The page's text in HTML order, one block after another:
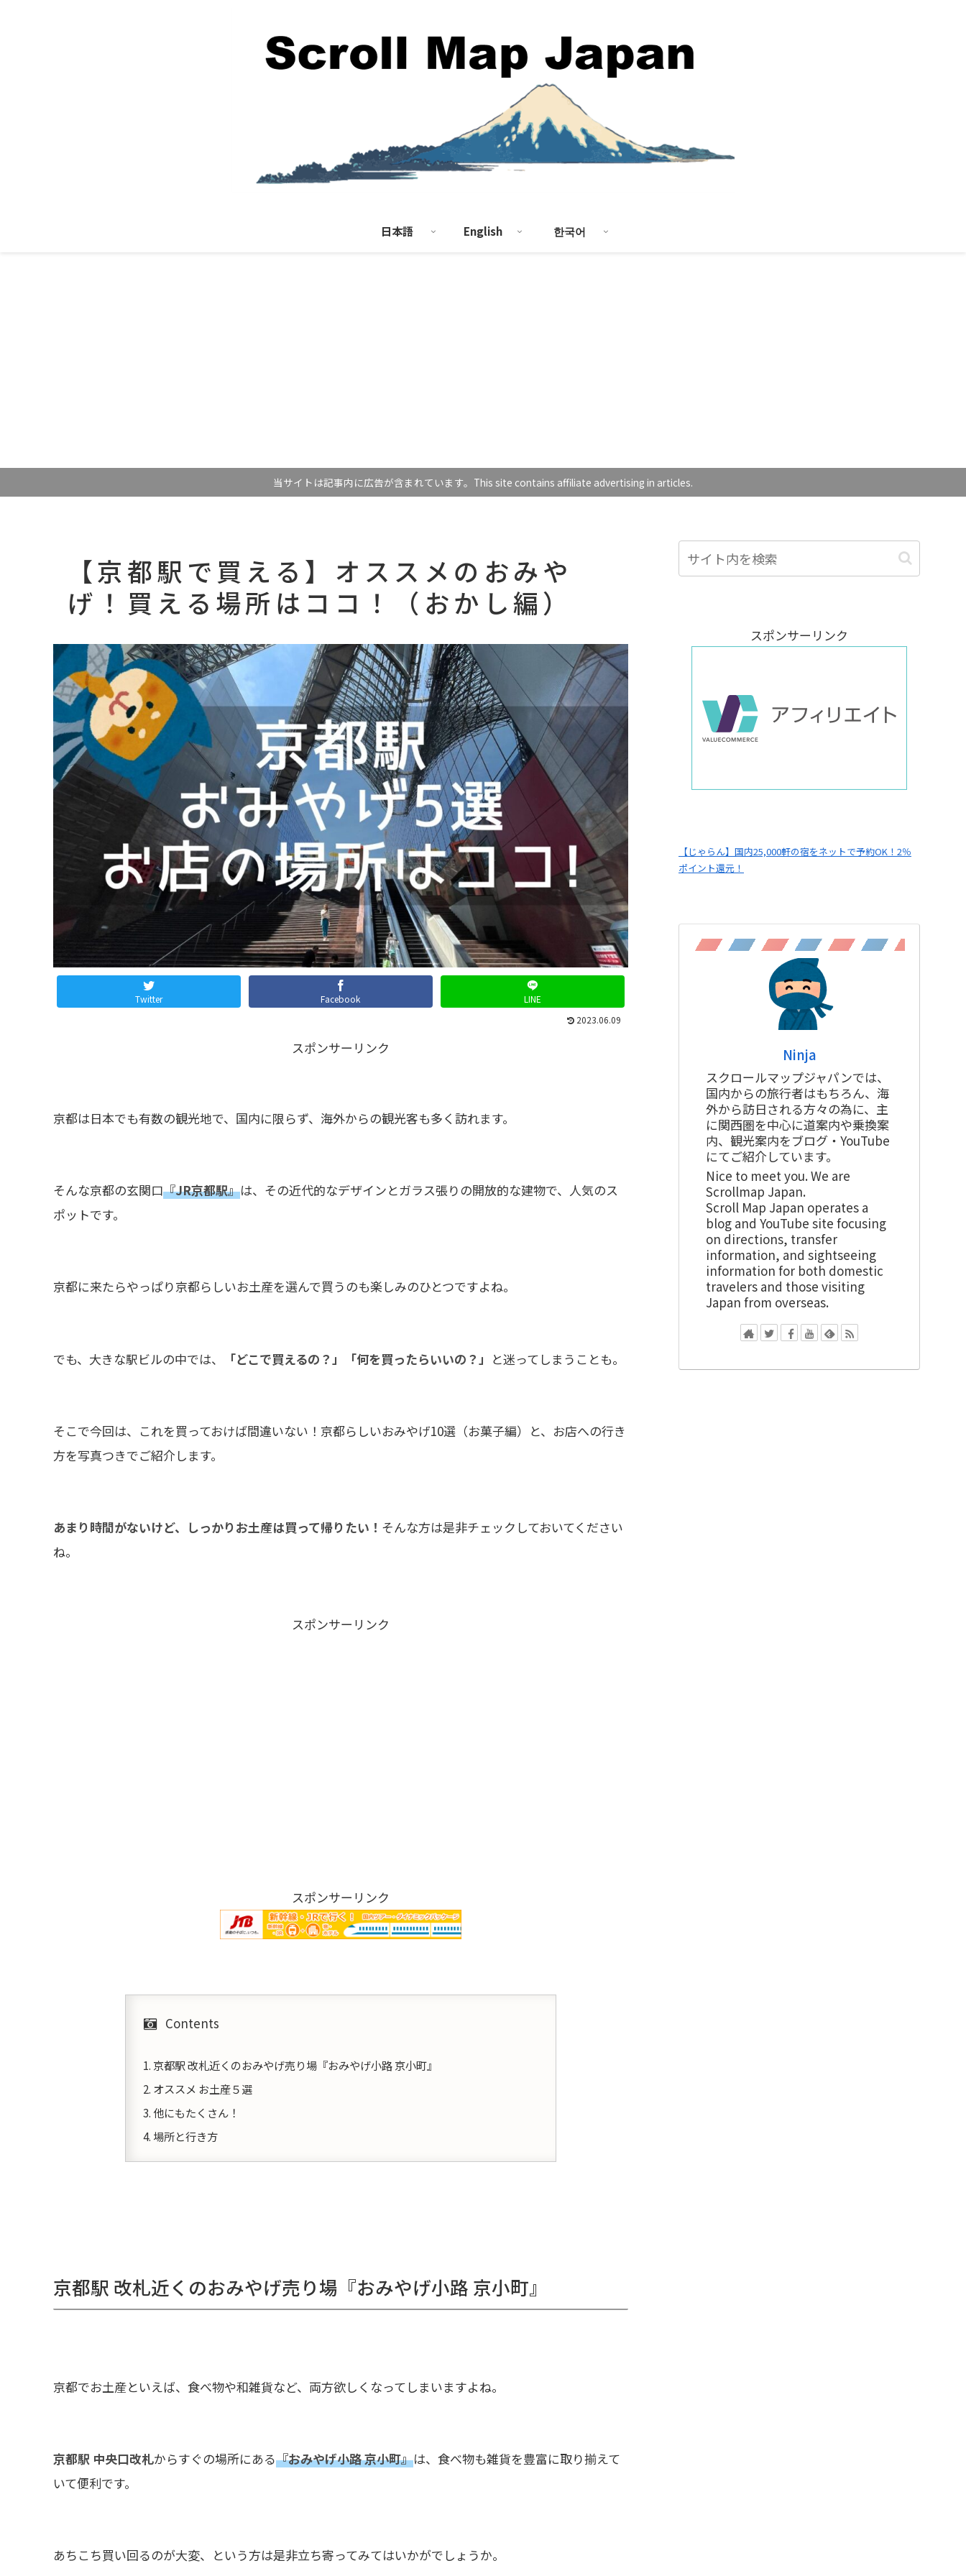
日本語 English 한국어
当サイトは記事内に広告が含まれています。This site contains affiliate advertising in articles.
【京都駅で買える】オススメのおみや
げ！買える場所はココ！（おかし編）
Twitter Facebook
LINE
2023.06.09
スポンサーリンク
京都は日本でも有数の観光地で、国内に限らず、海外からの観光客も多く訪れます。
そんな京都の玄関口『JR京都駅』は、その近代的なデザインとガラス張りの開放的な建物で、人気のス
ポットです。
京都に来たらやっぱり京都らしいお土産を選んで買うのも楽しみのひとつですよね。
でも、大きな駅ビルの中では、 「どこで買えるの？」「何を買ったらいいの？」 と迷ってしまうことも。
そこで今回は、これを買っておけば間違いない！京都らしいおみやげ10選（お菓子編）と、お店への行き
方を写真つきでご紹介します。
あまり時間がないけど、しっかりお土産は買って帰りたい！ そんな方は是非チェックしておいてください
ね。
スポンサーリンク
スポンサーリンク
Contents
京都駅 改札近くのおみやげ売り場『おみやげ小路 京小町』
オススメ お土産５選
他にもたくさん！
場所と行き方
京都駅 改札近くのおみやげ売り場『おみやげ小路 京小町』
京都でお土産といえば、食べ物や和雑貨など、両方欲しくなってしまいますよね。
京都駅 中央口改札からすぐの場所にある『おみやげ小路 京小町』は、食べ物も雑貨を豊富に取り揃えて
いて便利です。
あちこち買い回るのが大変、という方は是非立ち寄ってみてはいかがでしょうか。
スポンサーリンク
【じゃらん】国内25,000軒の宿をネットで予約OK！2％
ポイント還元！
Ninja
スクロールマップジャパンでは、
国内からの旅行者はもちろん、海
外から訪日される方々の為に、主
に関西圏を中心に道案内や乗換案
内、観光案内をブログ・YouTube
にてご紹介しています。
Nice to meet you. We are
Scrollmap Japan.
Scroll Map Japan operates a
blog and YouTube site focusing
on directions, transfer
information, and sightseeing
information for both domestic
travelers and those visiting
Japan from overseas.